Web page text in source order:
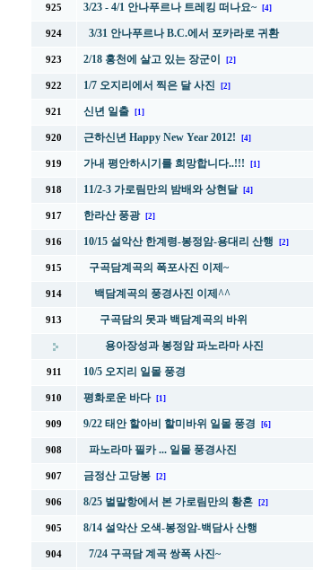
925 3/23 - 4/1 안나푸르나 트레킹 떠나요~ [4]
924 3/31 안나푸르나 B.C.에서 포카라로 귀환
923 2/18 홍천에 살고 있는 장군이 [2]
922 1/7 오지리에서 찍은 달 사진 [2]
921 신년 일출 [1]
920 근하신년 Happy New Year 2012! [4]
919 가내 평안하시기를 희망합니다..!!! [1]
918 11/2-3 가로림만의 밤배와 상현달 [4]
917 한라산 풍광 [2]
916 10/15 설악산 한계령-봉정암-용대리 산행 [2]
915 구곡담계곡의 폭포사진 이제~
914 백담계곡의 풍경사진 이제^^
913 구곡담의 못과 백담계곡의 바위
용아장성과 봉정암 파노라마 사진
911 10/5 오지리 일몰 풍경
910 평화로운 바다 [1]
909 9/22 태안 할아비 할미바위 일몰 풍경 [6]
908 파노라마 필카 ... 일몰 풍경사진
907 금정산 고당봉 [2]
906 8/25 벌말항에서 본 가로림만의 황혼 [2]
905 8/14 설악산 오색-봉정암-백담사 산행
904 7/24 구곡담 계곡 쌍폭 사진~